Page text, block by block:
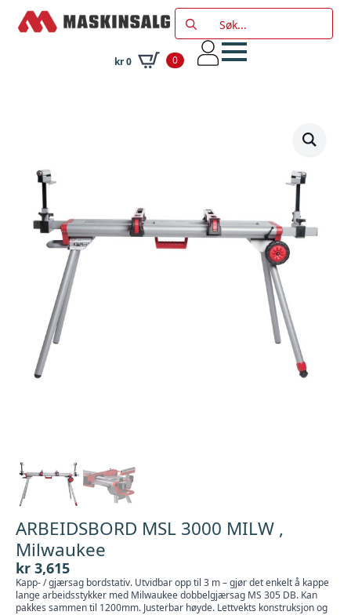
Search
for:
kr0 0
ARBEIDSBORD MSL 3000 MILW ,
Milwaukee
kr 3,615
Kapp- / gjærsag bordstativ. Utvidbar opp til 3 m – gjør det enkelt å kappe
lange arbeidsstykker med Milwaukee dobbelgjærsag MS 305 DB. Kan
pakkes sammen til 1200mm. Justerbar høyde. Lettvekts konstruksjon og